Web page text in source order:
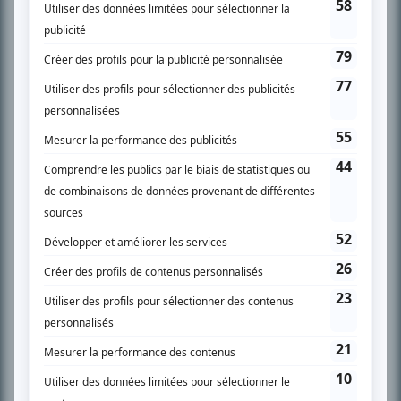
SUR LE RÉSEAU BIZZ MÉDIA
PLAN DU SITE
Accueil
Liste des oeuvres
Recherche avancée
À propos
Nous contacter
Termes et conditions
Politique de confidentialité
Gestion du consentement